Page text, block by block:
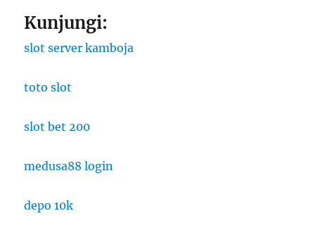
Kunjungi:
slot server kamboja
toto slot
slot bet 200
medusa88 login
depo 10k